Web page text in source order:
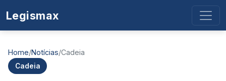
Legismax
Home/Notícias/Cadeia
Cadeia